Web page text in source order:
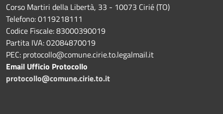
Corso Martiri della Libertà, 33 - 10073 Cirié (TO)
Telefono: 0119218111
Codice Fiscale: 83000390019
Partita IVA: 02084870019
PEC: protocollo@comune.cirie.to.legalmail.it
Email Ufficio Protocollo
protocollo@comune.cirie.to.it